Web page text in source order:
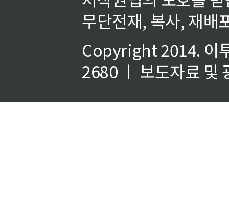
무단전재, 복사, 재배
Copyright 2014. 이
2680 ㅣ 보도자료